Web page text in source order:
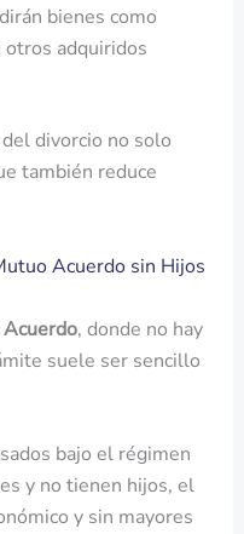
bienes como
otros adquiridos
divorcio no solo
también reduce
Acuerdo sin Hijos
, donde no hay
suele ser sencillo
bajo el régimen
y no tienen hijos, el
y sin mayores